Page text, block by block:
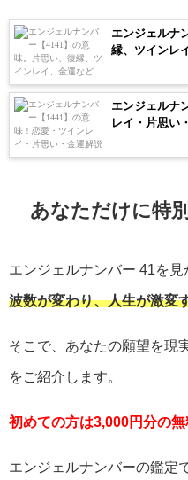
エンジェルナ
縁、ツインレ
エンジェルナ
レイ・片思い
あなただけに特
エンジェルナンバー 41 を見
波数が変わり、人生が激変
そこで、あなたの願望を現
をご紹介します。
初めての方は3,000円分の無
エンジェルナンバーの鑑定